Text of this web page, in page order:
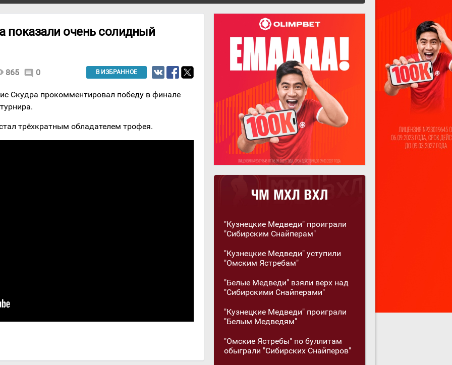
показали очень солидный
865 comment 0 В ИЗБРАННОЕ
Скудра прокомментировал победу в финале
трёхкратным обладателем трофея.
"Кузнецкие Медведи" проиграли
"Сибирским Снайперам"
"Кузнецкие Медведи" уступили
"Омским Ястребам"
"Белые Медведи" взяли верх над
"Сибирскими Снайперами"
"Кузнецкие Медведи" проиграли
"Белым Медведям"
"Омские Ястребы" по буллитам
обыграли "Сибирских Снайперов"